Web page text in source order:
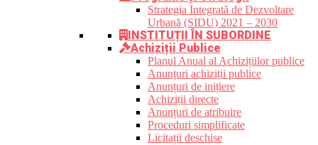
Strategia Integrată de Dezvoltare
Urbană (SIDU) 2021 – 2030
INSTITUȚII ÎN SUBORDINE
Achiziții Publice
Planul Anual al Achizițiilor publice
Anunțuri achiziții publice
Anunțuri de inițiere
Achiziții directe
Anunțuri de atribuire
Proceduri simplificate
Licitații deschise